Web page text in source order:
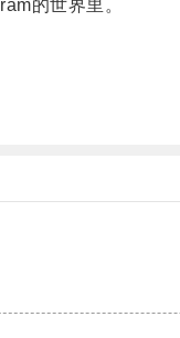
的世界里。